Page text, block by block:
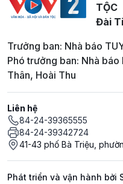
TỘC
Đài
Trưởng ban: Nhà báo
Phó trưởng ban: Nhà
Thân, Hoài Thu
Liên hệ
84-24-39365555
84-24-39342724
41-43 phố Bà Triệu,
Phát triển và vận hành bởi